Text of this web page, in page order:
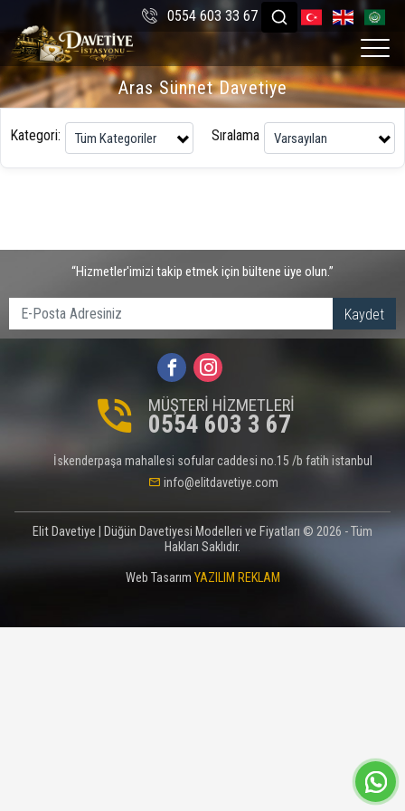
0554 603 33 67
Aras Sünnet Davetiye
Kategori: Sıralama
“Hizmetler'imizi takip etmek için bültene üye olun.”
Kaydet
MÜŞTERİ HİZMETLERİ
0554 603 3 67
İskenderpaşa mahallesi sofular caddesi no.15 /b fatih istanbul
info@elitdavetiye.com
Elit Davetiye | Düğün Davetiyesi Modelleri ve Fiyatları © 2026 - Tüm
Hakları Saklıdır.
Web Tasarım YAZILIM REKLAM